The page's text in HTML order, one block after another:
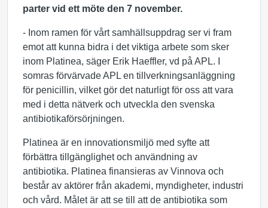
parter vid ett möte den 7 november.
- Inom ramen för vårt samhällsuppdrag ser vi fram
emot att kunna bidra i det viktiga arbete som sker
inom Platinea, säger Erik Haeffler, vd på APL. I
somras förvärvade APL en tillverkningsanläggning
för penicillin, vilket gör det naturligt för oss att vara
med i detta nätverk och utveckla den svenska
antibiotikaförsörjningen.
Platinea är en innovationsmiljö med syfte att
förbättra tillgänglighet och användning av
antibiotika. Platinea finansieras av Vinnova och
består av aktörer från akademi, myndigheter, industri
och vård. Målet är att se till att de antibiotika som